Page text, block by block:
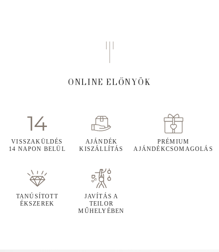
ONLINE ELŐNYÖK
VISSZAKÜLDÉS
14 NAPON BELÜL
AJÁNDÉK
KISZÁLLÍTÁS
PRÉMIUM
AJÁNDÉKCSOMAGOLÁS
TANÚSÍTOTT
ÉKSZEREK
JAVÍTÁS A
TEILOR
MŰHELYÉBEN